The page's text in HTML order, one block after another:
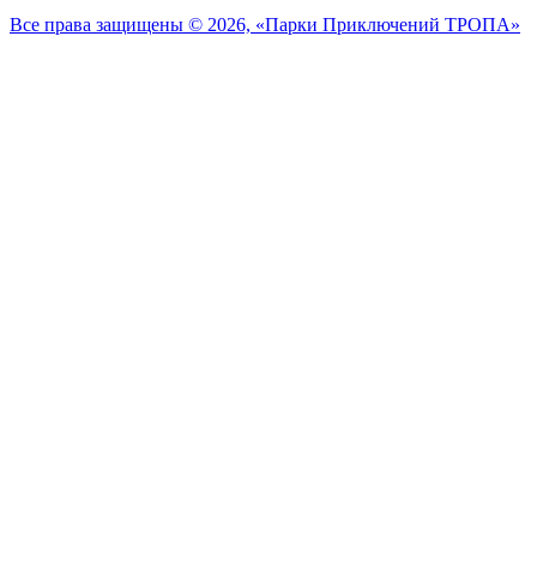
Все права защищены © 2026, «Парки Приключений ТРОПА»